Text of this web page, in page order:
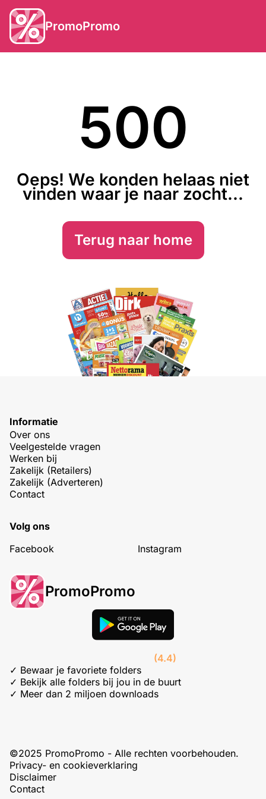
PromoPromo
500
Oeps! We konden helaas niet
vinden waar je naar zocht...
Terug naar home
Informatie
Over ons
Veelgestelde vragen
Werken bij
Zakelijk (Retailers)
Zakelijk (Adverteren)
Contact
Volg ons
Facebook
Instagram
PromoPromo
(4.4)
✓ Bewaar je favoriete folders
✓ Bekijk alle folders bij jou in de buurt
✓ Meer dan 2 miljoen downloads
©2025 PromoPromo - Alle rechten voorbehouden.
Privacy- en cookieverklaring
Disclaimer
Contact